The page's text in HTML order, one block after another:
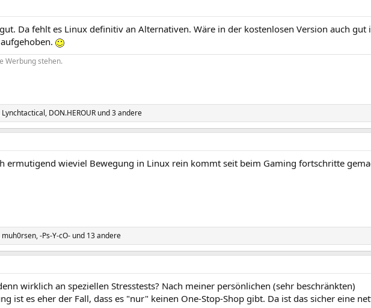
Da fehlt es Linux definitiv an Alternativen. Wäre in der kostenlosen Version auch gut
Werbung stehen.
Lynchtactical, DON.HEROUR und 3 andere
ermutigend wieviel Bewegung in Linux rein kommt seit beim Gaming fortschritte
muh0rsen,-Ps-Y-cO- und 13 andere
wirklich an speziellen Stresstests? Nach meiner persönlichen (sehr beschränkten)
ist es eher der Fall, dass es "nur" keinen One-Stop-Shop gibt. Da ist das sicher eine